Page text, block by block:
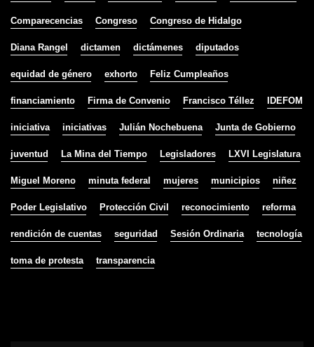
Comparecencias Congreso Congreso de Hidalgo
Diana Rangel dictamen dictámenes diputados
equidad de género exhorto Feliz Cumpleaños
financiamiento Firma de Convenio Francisco Téllez IDEFOM
iniciativa iniciativas Julián Nochebuena Junta de Gobierno
juventud La Mina del Tiempo Legisladores LXVI Legislatura
Miguel Moreno minuta federal mujeres municipios niñez
Poder Legislativo Protección Civil reconocimiento reforma
rendición de cuentas seguridad Sesión Ordinaria tecnología
toma de protesta transparencia